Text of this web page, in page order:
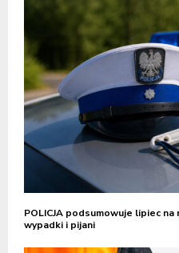
POLICJA podsumowuje lipiec na
wypadki i pijani